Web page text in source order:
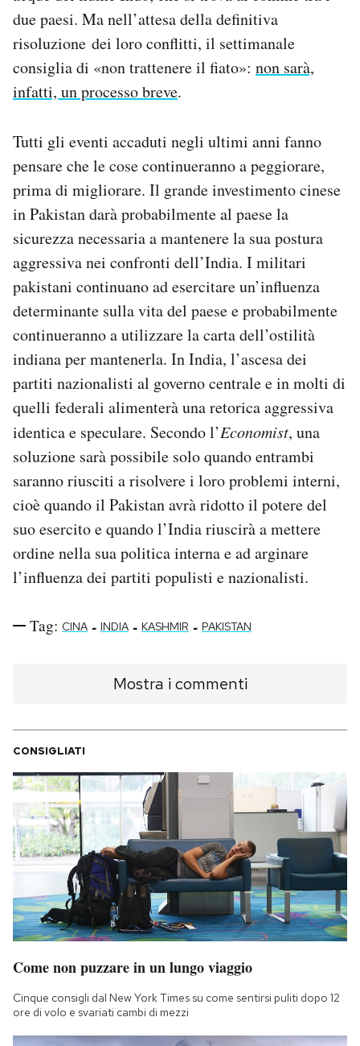
due paesi. Ma nell’attesa della definitiva
risoluzione dei loro conflitti, il settimanale
consiglia di «non trattenere il fiato»: non sarà,
infatti, un processo breve.
Tutti gli eventi accaduti negli ultimi anni fanno
pensare che le cose continueranno a peggiorare,
prima di migliorare. Il grande investimento cinese
in Pakistan darà probabilmente al paese la
sicurezza necessaria a mantenere la sua postura
aggressiva nei confronti dell’India. I militari
pakistani continuano ad esercitare un’influenza
determinante sulla vita del paese e probabilmente
continueranno a utilizzare la carta dell’ostilità
indiana per mantenerla. In India, l’ascesa dei
partiti nazionalisti al governo centrale e in molti di
quelli federali alimenterà una retorica aggressiva
identica e speculare. Secondo l’Economist, una
soluzione sarà possibile solo quando entrambi
saranno riusciti a risolvere i loro problemi interni,
cioè quando il Pakistan avrà ridotto il potere del
suo esercito e quando l’India riuscirà a mettere
ordine nella sua politica interna e ad arginare
l’influenza dei partiti populisti e nazionalisti.
Tag: CINA - INDIA - KASHMIR - PAKISTAN
Mostra i commenti
CONSIGLIATI
Come non puzzare in un lungo viaggio
Cinque consigli dal New York Times su come sentirsi puliti dopo 12
ore di volo e svariati cambi di mezzi